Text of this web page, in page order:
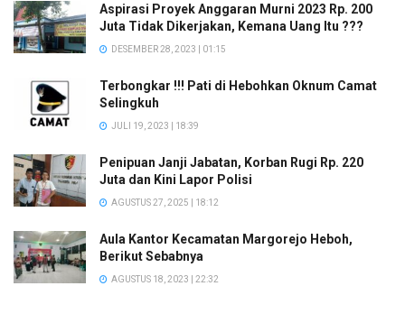
Aspirasi Proyek Anggaran Murni 2023 Rp. 200
Juta Tidak Dikerjakan, Kemana Uang Itu ???
DESEMBER 28, 2023 | 01:15
Terbongkar !!! Pati di Hebohkan Oknum Camat
Selingkuh
JULI 19, 2023 | 18:39
Penipuan Janji Jabatan, Korban Rugi Rp. 220
Juta dan Kini Lapor Polisi
AGUSTUS 27, 2025 | 18:12
Aula Kantor Kecamatan Margorejo Heboh,
Berikut Sebabnya
AGUSTUS 18, 2023 | 22:32